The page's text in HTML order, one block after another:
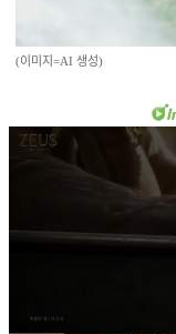
(이미지=AI 생성)